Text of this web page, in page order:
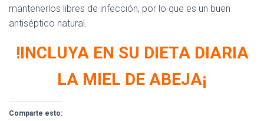
mantenerlos libres de infección, por lo que es un buen
antiséptico natural.
!INCLUYA EN SU DIETA DIARIA
LA MIEL DE ABEJA¡
Comparte esto: